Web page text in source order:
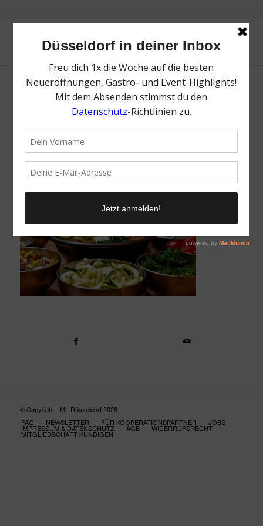
Vegan Essen in Düsseldorf | Topliste | Mr.
© Copyright - Mr. Düsseldorf 2026
FAQ
NEWSLETTER FÜR KOOPERATIONSPARTNER JOBS
IMPRESSUM & DATENSCHUTZ AGB WIDERRUFSRECHT
MITGLIEDSCHAFT KÜNDIGEN